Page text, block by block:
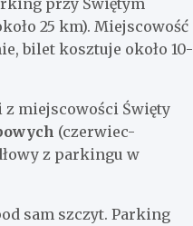
25 km). Miejscowość
bilet kosztuje około 10-
miejscowości Święty
(czerwiec-
z parkingu w
sam szczyt. Parking